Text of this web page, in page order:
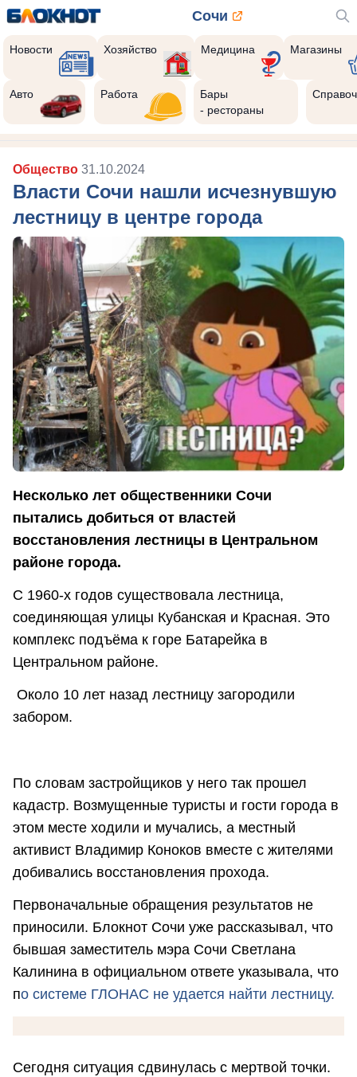
Сочи
Новости Хозяйство Медицина Магазины
Авто Работа
Бары
- рестораны
Общество 31.10.2024
Власти Сочи нашли исчезнувшую
лестницу в центре города
Несколько лет общественники Сочи
пытались добиться от властей
восстановления лестницы в Центральном
районе города.
С 1960-х годов существовала лестница,
соединяющая улицы Кубанская и Красная. Это
комплекс подъёма к горе Батарейка в
Центральном районе.
Около 10 лет назад лестницу загородили
забором.
По словам застройщиков у него так прошел
кадастр. Возмущенные туристы и гости города в
этом месте ходили и мучались, а местный
активист Владимир Коноков вместе с жителями
добивались восстановления прохода.
Первоначальные обращения результатов не
приносили. Блокнот Сочи уже рассказывал, что
бывшая заместитель мэра Сочи Светлана
Калинина в официальном ответе указывала, что
по системе ГЛОНАС не удается найти лестницу.
Сегодня ситуация сдвинулась с мертвой точки.